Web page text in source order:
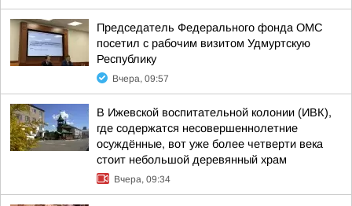
Председатель Федерального фонда ОМС
посетил с рабочим визитом Удмуртскую
Республику
Вчера, 09:57
В Ижевской воспитательной колонии (ИВК),
где содержатся несовершеннолетние
осуждённые, вот уже более четверти века
стоит небольшой деревянный храм
Вчера, 09:34